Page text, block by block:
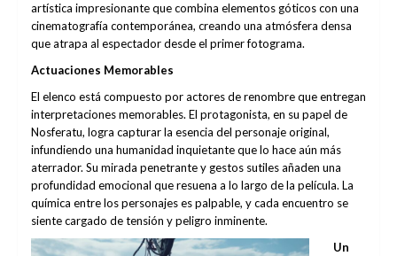
artística impresionante que combina elementos góticos con una
cinematografía contemporánea, creando una atmósfera densa
que atrapa al espectador desde el primer fotograma.
Actuaciones Memorables
El elenco está compuesto por actores de renombre que entregan
interpretaciones memorables. El protagonista, en su papel de
Nosferatu, logra capturar la esencia del personaje original,
infundiendo una humanidad inquietante que lo hace aún más
aterrador. Su mirada penetrante y gestos sutiles añaden una
profundidad emocional que resuena a lo largo de la película. La
química entre los personajes es palpable, y cada encuentro se
siente cargado de tensión y peligro inminente.
Un